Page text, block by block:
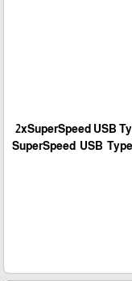
2xSuperSpeed USB
SuperSpeed USB